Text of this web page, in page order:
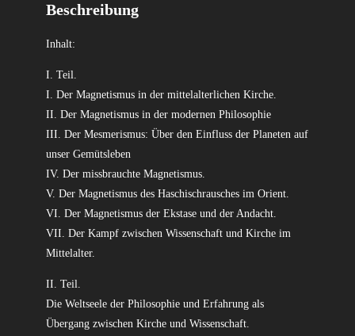
Beschreibung
Inhalt:
I. Teil.
I. Der Magnetismus in der mittelalterlichen Kirche.
II. Der Magnetismus in der modernen Philosophie
III. Der Mesmerismus: Über den Einfluss der Planeten auf
unser Gemütsleben
IV. Der missbrauchte Magnetismus.
V. Der Magnetismus des Haschischrausches im Orient.
VI. Der Magnetismus der Ekstase und der Andacht.
VII. Der Kampf zwischen Wissenschaft und Kirche im
Mittelalter.
II. Teil.
Die Weltseele der Philosophie und Erfahrung als
Übergang zwischen Kirche und Wissenschaft.